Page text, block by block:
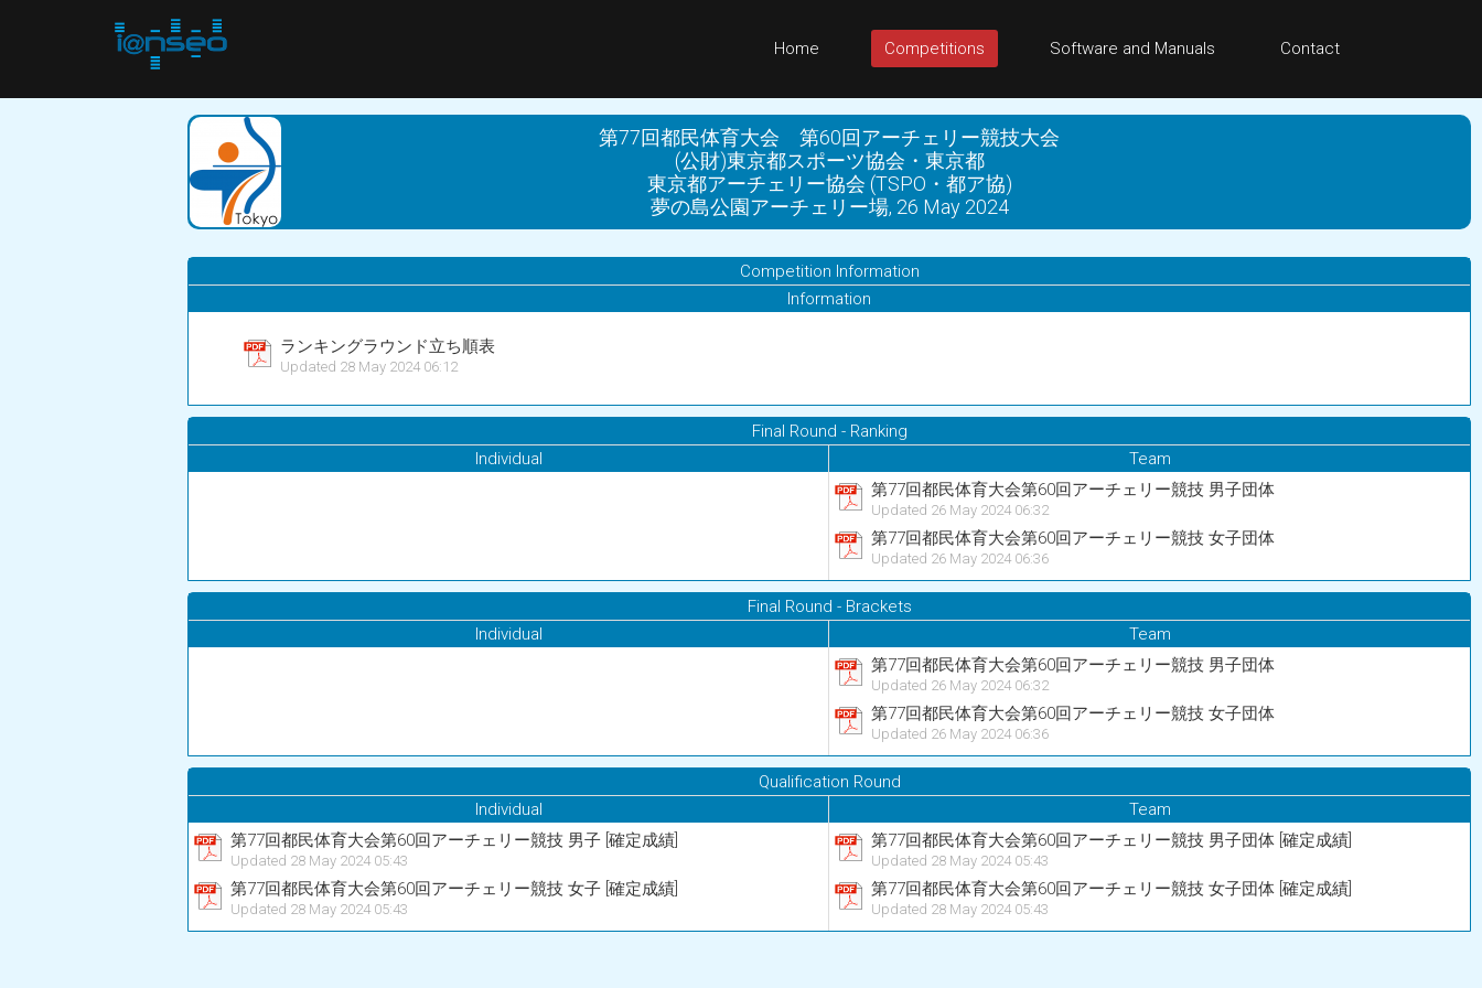
Home Competitions Software and Manuals Contact
第77回都民体育大会 第60回アーチェリー競技大会
(公財)東京都スポーツ協会・東京都
東京都アーチェリー協会 (TSPO・都ア協)
夢の島公園アーチェリー場, 26 May 2024
Competition Information
Information
ランキングラウンド立ち順表
Updated 28 May 2024 06:12
Final Round - Ranking
Individual
Team
第77回都民体育大会第60回アーチェリー競技 男子団体
Updated 26 May 2024 06:32
第77回都民体育大会第60回アーチェリー競技 女子団体
Updated 26 May 2024 06:36
Final Round - Brackets
Individual
Team
第77回都民体育大会第60回アーチェリー競技 男子団体
Updated 26 May 2024 06:32
第77回都民体育大会第60回アーチェリー競技 女子団体
Updated 26 May 2024 06:36
Qualification Round
Individual
第77回都民体育大会第60回アーチェリー競技 男子 [確定成績]
Updated 28 May 2024 05:43
第77回都民体育大会第60回アーチェリー競技 女子 [確定成績]
Updated 28 May 2024 05:43
Team
第77回都民体育大会第60回アーチェリー競技 男子団体 [確定成績]
Updated 28 May 2024 05:43
第77回都民体育大会第60回アーチェリー競技 女子団体 [確定成績]
Updated 28 May 2024 05:43